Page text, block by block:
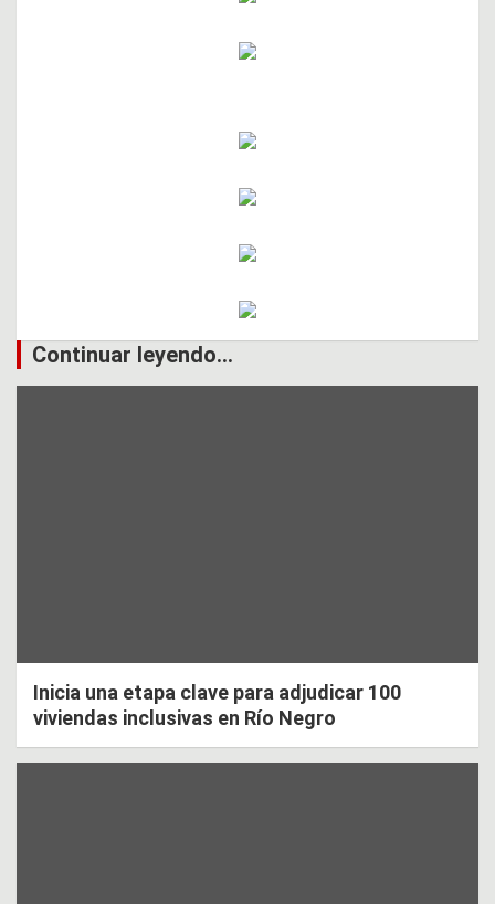
Continuar leyendo...
Inicia una etapa clave para adjudicar 100
viviendas inclusivas en Río Negro